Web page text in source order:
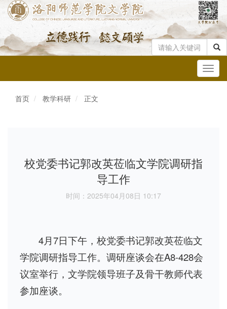
首页
教学科研 正文
校党委书记郭改英莅临文学院调研指
导工作
时间：2025年04月08日 10:17
4月7日下午，校党委书记郭改英莅临文
学院调研指导工作。调研座谈会在A8-428会
议室举行，文学院领导班子及骨干教师代表
参加座谈。